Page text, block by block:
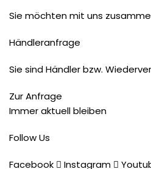
Sie möchten mit uns
Händleranfrage
Sie sind Händler bzw.
Zur Anfrage
Immer aktuell bleiben
Follow Us
Facebook
Instagram